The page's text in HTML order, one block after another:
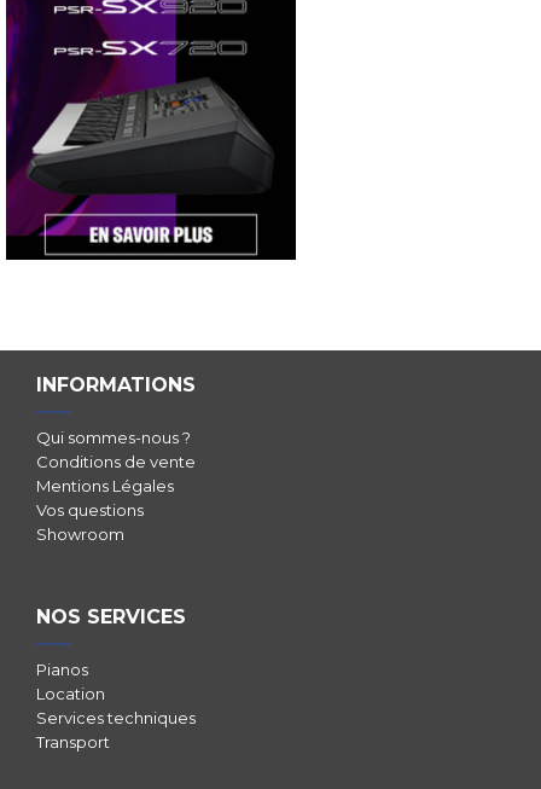
INFORMATIONS
Qui sommes-nous ?
Conditions de vente
Mentions Légales
Vos questions
Showroom
NOS SERVICES
Pianos
Location
Services techniques
Transport